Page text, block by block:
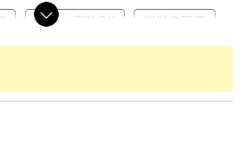
友達と応募OK
履歴書不要